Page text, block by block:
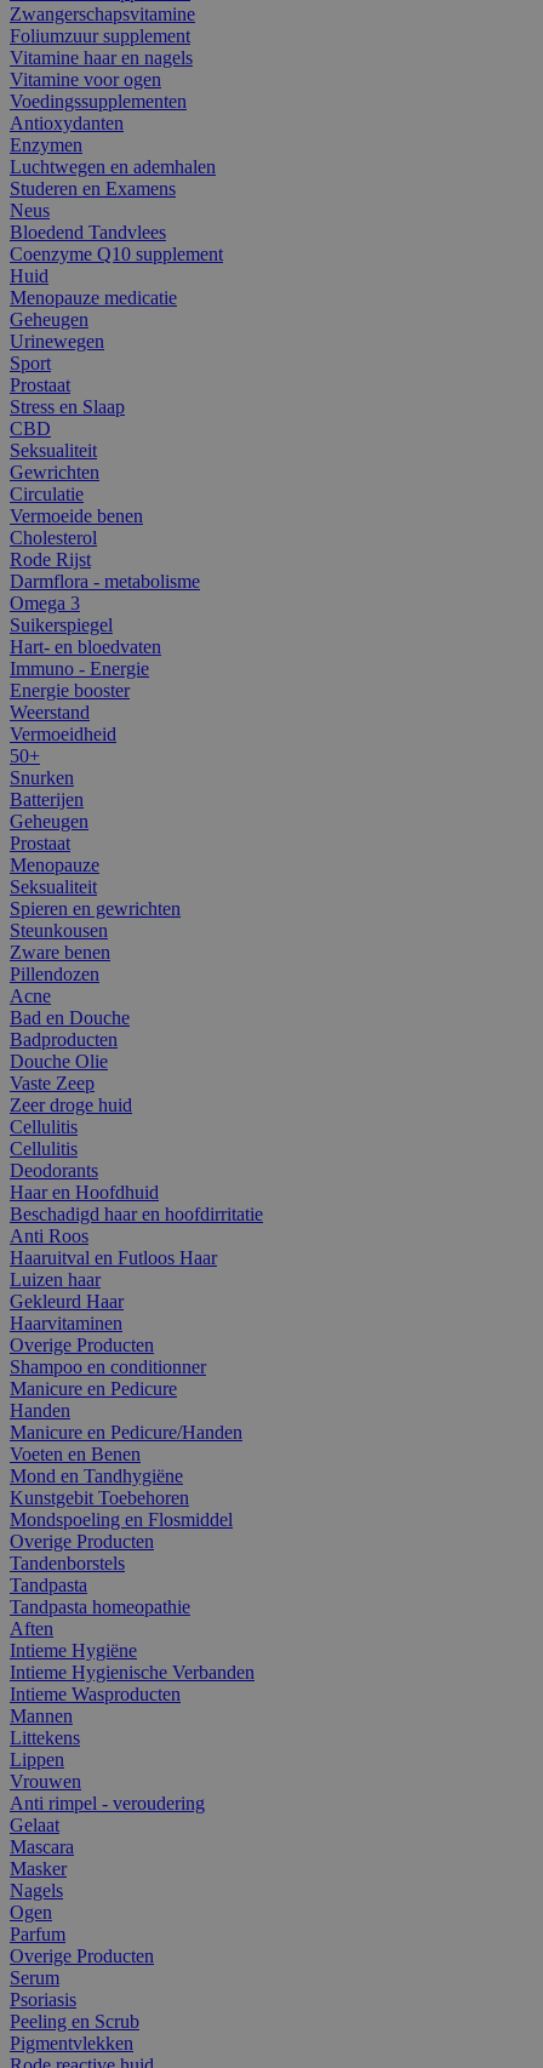
Zwangerschapsvitamine
Foliumzuur supplement
Vitamine haar en nagels
Vitamine voor ogen
Voedingssupplementen
Antioxydanten
Enzymen
Luchtwegen en ademhalen
Studeren en Examens
Neus
Bloedend Tandvlees
Coenzyme Q10 supplement
Huid
Menopauze medicatie
Geheugen
Urinewegen
Sport
Prostaat
Stress en Slaap
CBD
Seksualiteit
Gewrichten
Circulatie
Vermoeide benen
Cholesterol
Rode Rijst
Darmflora - metabolisme
Omega 3
Suikerspiegel
Hart- en bloedvaten
Immuno - Energie
Energie booster
Weerstand
Vermoeidheid
50+
Snurken
Batterijen
Geheugen
Prostaat
Menopauze
Seksualiteit
Spieren en gewrichten
Steunkousen
Zware benen
Pillendozen
Acne
Bad en Douche
Badproducten
Douche Olie
Vaste Zeep
Zeer droge huid
Cellulitis
Cellulitis
Deodorants
Haar en Hoofdhuid
Beschadigd haar en hoofdirritatie
Anti Roos
Haaruitval en Futloos Haar
Luizen haar
Gekleurd Haar
Haarvitaminen
Overige Producten
Shampoo en conditionner
Manicure en Pedicure
Handen
Manicure en Pedicure/Handen
Voeten en Benen
Mond en Tandhygiëne
Kunstgebit Toebehoren
Mondspoeling en Flosmiddel
Overige Producten
Tandenborstels
Tandpasta
Tandpasta homeopathie
Aften
Intieme Hygiëne
Intieme Hygienische Verbanden
Intieme Wasproducten
Mannen
Littekens
Lippen
Vrouwen
Anti rimpel - veroudering
Gelaat
Mascara
Masker
Nagels
Ogen
Parfum
Overige Producten
Serum
Psoriasis
Peeling en Scrub
Pigmentvlekken